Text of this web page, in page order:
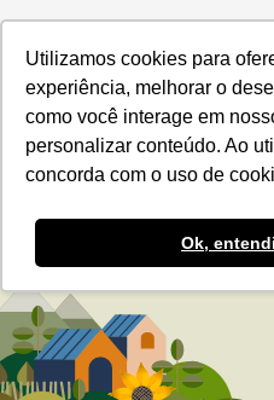
Utilizamos cookies para
experiência, melhorar o
como você interage em
personalizar conteúdo. Ao
concorda com o uso de
Ok,
mulher no